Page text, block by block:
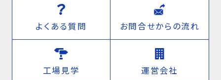
よくある質問 お問合せからの流れ
工場見学 運営会社